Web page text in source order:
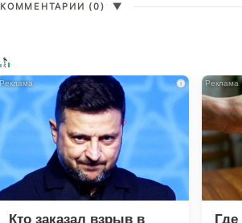
КОММЕНТАРИИ (0) ▼
i
Кто заказал взрыв в